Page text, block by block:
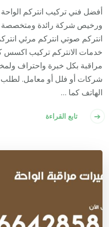
أفضل فني تركيب انتركم
ورخيص شركة رائدة ومتخصصة
انتركم صوتي انتركم مرئي
خدمات الانتركم تركيب اكسس
مراقبة بكل خبرة واحتراف
شركات أو فلل أو معامل. لطلب
الهاتف كما …
تابع القراءة